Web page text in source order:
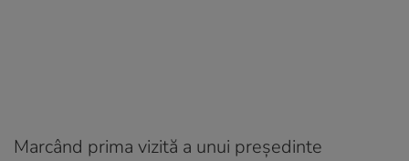
Marcând prima vizită a unui președinte